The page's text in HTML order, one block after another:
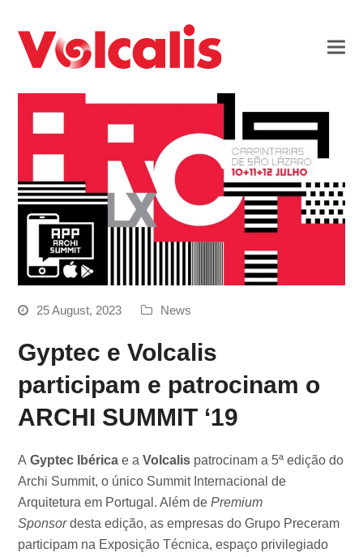
25 August, 2023 News
Gyptec e Volcalis
participam e patrocinam o
ARCHI SUMMIT ‘19
AGyptec Ibérica e aVolcalis patrocinam a 5ª edição do
Archi Summit, o único Summit Internacional de
Arquitetura em Portugal. Além dePremium
Sponsordesta edição, as empresas do Grupo Preceram
participam na Exposição Técnica, espaço privilegiado